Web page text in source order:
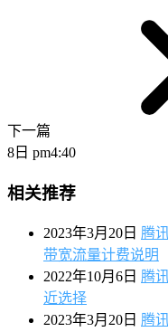
下一篇
8日 pm4:40
相关推荐
2023年3月20日 腾
带宽流量计费说明
2022年10月6日 腾
近选择
2023年3月20日 腾